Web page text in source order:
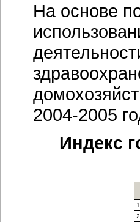
На основе
2004-2005
Индекс
1
2